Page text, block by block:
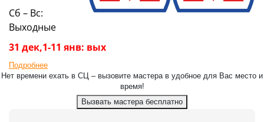
Сб – Вс:
Выходные
31 дек,1-11 янв: вых
Подробнее
Нет времени ехать в СЦ – вызовите мастера в удобное для Вас место и
время!
Вызвать мастера бесплатно